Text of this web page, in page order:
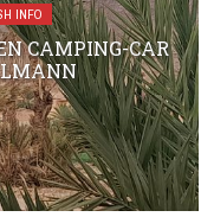
INFO
CAMPING-CAR